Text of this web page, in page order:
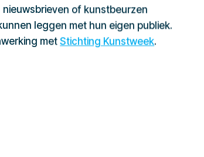
of kunstbeurzen
leggen met hun eigen publiek.
metStichting Kunstweek.